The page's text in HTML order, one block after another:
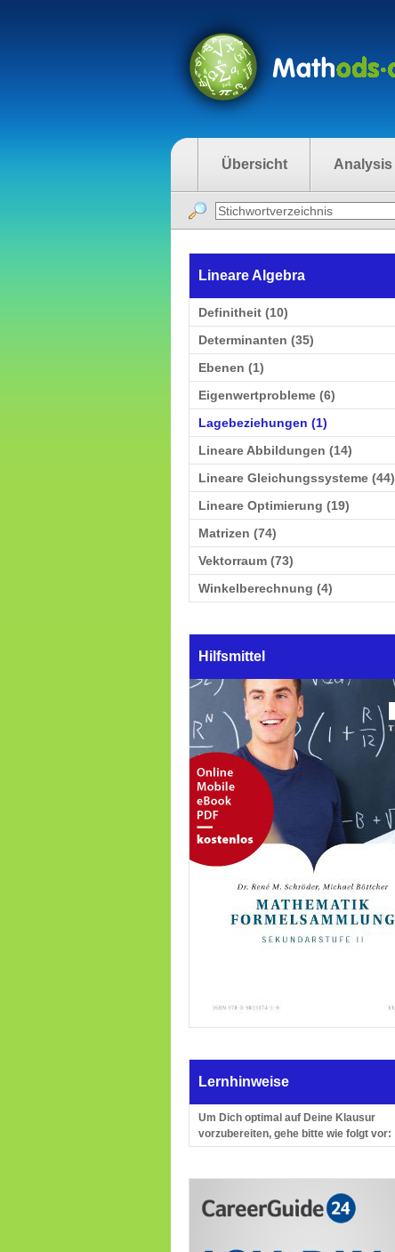
Übersicht Analysis
Lineare Algebra
Definitheit (10)
Determinanten (35)
Ebenen (1)
Eigenwertprobleme (6)
Lagebeziehungen (1)
Lineare Abbildungen (14)
Lineare Gleichungssysteme (44)
Lineare Optimierung (19)
Matrizen (74)
Vektorraum (73)
Winkelberechnung (4)
Hilfsmittel
Lernhinweise
Um Dich optimal auf Deine Klausur
vorzubereiten, gehe bitte wie folgt vor: